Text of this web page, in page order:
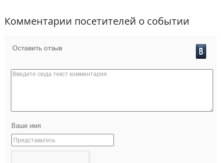
Комментарии посетителей о событии
Оставить отзыв
Ваше имя